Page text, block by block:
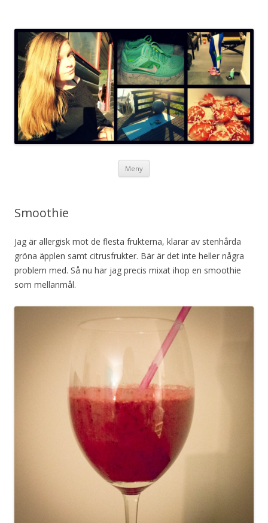
Meny
Smoothie
Jag är allergisk mot de flesta frukterna, klarar av stenhårda
gröna äpplen samt citrusfrukter. Bär är det inte heller några
problem med. Så nu har jag precis mixat ihop en smoothie
som mellanmål.